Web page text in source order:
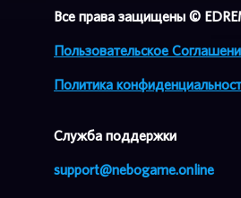
Все права защищены ©
Пользовательское
Политика
Cлужба поддержки
support@nebogame.online